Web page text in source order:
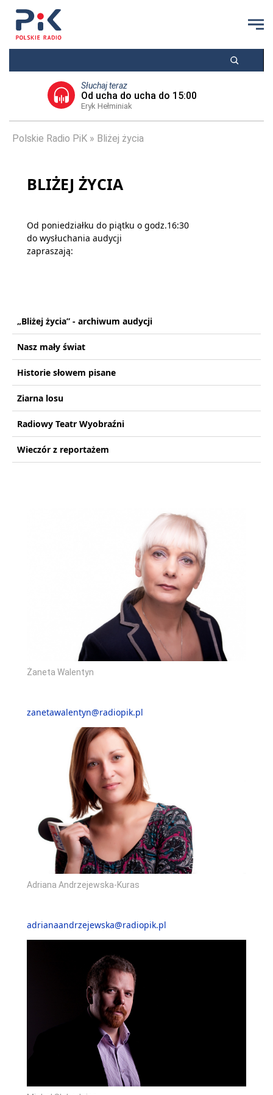
Słuchaj teraz
Od ucha do ucha do 15:00
Eryk Hełminiak
Polskie Radio PiK Bliżej życia
BLIŻEJ ŻYCIA
Od poniedziałku do piątku o godz.16:30
do wysłuchania audycji
zapraszają:
„Bliżej życia” - archiwum audycji
Nasz mały świat
Historie słowem pisane
Ziarna losu
Radiowy Teatr Wyobraźni
Wieczór z reportażem
Żaneta Walentyn
zanetawalentyn@radiopik.pl
Adriana Andrzejewska-Kuras
adrianaandrzejewska@radiopik.pl